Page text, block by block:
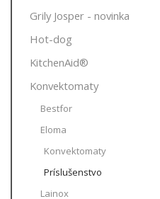
Grily Josper - novinka
Hot-dog
KitchenAid®
Konvektomaty
Bestfor
Eloma
Konvektomaty
Príslušenstvo
Lainox